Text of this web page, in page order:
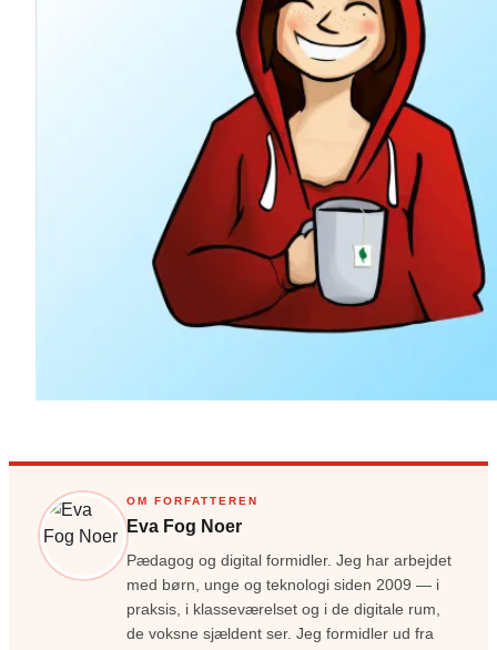
OM FORFATTEREN
Eva Fog Noer
Pædagog og digital formidler. Jeg har arbejdet
med børn, unge og teknologi siden 2009 — i
praksis, i klasseværelset og i de digitale rum,
de voksne sjældent ser. Jeg formidler ud fra